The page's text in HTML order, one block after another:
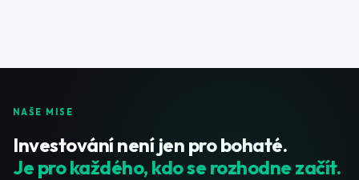
NAŠE MISE
Investování není jen pro bohaté.
Je pro každého, kdo se rozhodne začít.